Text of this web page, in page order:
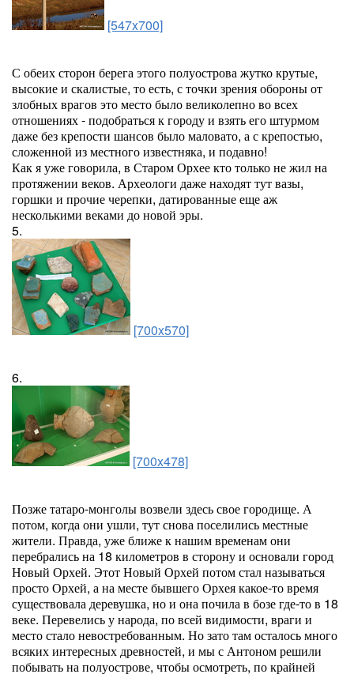
[547x700]
С обеих сторон берега этого полуострова жутко крутые,
высокие и скалистые, то есть, с точки зрения обороны от
злобных врагов это место было великолепно во всех
отношениях - подобраться к городу и взять его штурмом
даже без крепости шансов было маловато, а с крепостью,
сложенной из местного известняка, и подавно!
Как я уже говорила, в Старом Орхее кто только не жил на
протяжении веков. Археологи даже находят тут вазы,
горшки и прочие черепки, датированные еще аж
несколькими веками до новой эры.
5.
[700x570]
6.
[700x478]
Позже татаро-монголы возвели здесь свое городище. А
потом, когда они ушли, тут снова поселились местные
жители. Правда, уже ближе к нашим временам они
перебрались на 18 километров в сторону и основали город
Новый Орхей. Этот Новый Орхей потом стал называться
просто Орхей, а на месте бывшего Орхея какое-то время
существовала деревушка, но и она почила в бозе где-то в 18
веке. Перевелись у народа, по всей видимости, враги и
место стало невостребованным. Но зато там осталось много
всяких интересных древностей, и мы с Антоном решили
побывать на полуострове, чтобы осмотреть, по крайней